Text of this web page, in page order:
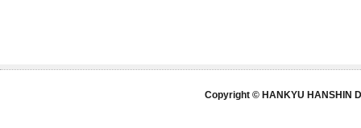
Copyright © HANKYU HANSHIN